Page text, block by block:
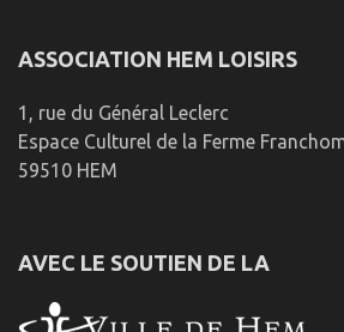
ASSOCIATION HEM LOISIRS
1, rue du Général Leclerc
Espace Culturel de la Ferme
59510 HEM
AVEC LE SOUTIEN DE LA